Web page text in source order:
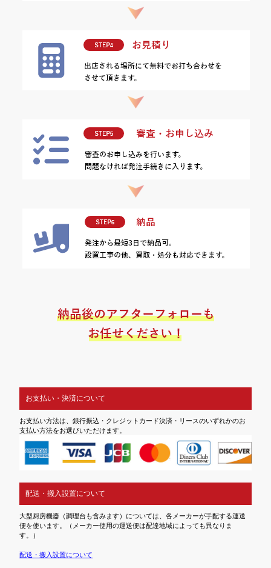
お支払い・決済について
お支払い方法は、銀行振込・クレジットカード決済・リースのいずれかのお
支払い方法をお選びいただけます。
配送・搬入設置について
大型厨房機器（調理台も含みます）については、各メーカーが手配する運送
便を使います。（メーカー使用の運送便は配達地域によっても異なりま
す。）
配送・搬入設置について